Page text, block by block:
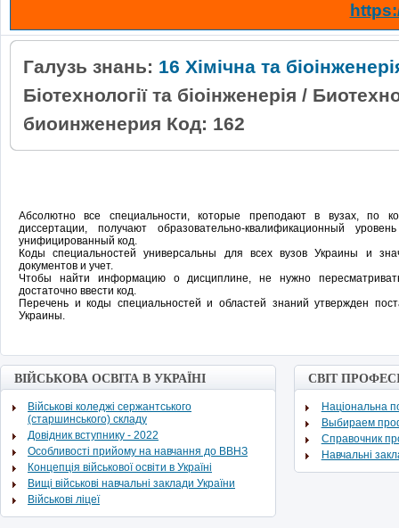
Галузь знань: 16 Хімічна та
Біотехнології та біоінженерія /
биоинженерия Код: 162
Абсолютно все специальности, которые преподают в вузах, по
диссертации, получают образовательно-квалификационный
унифицированный код.
Коды специальностей универсальны для всех вузов Украины и
документов и учет.
Чтобы найти информацию о дисциплине, не нужно
достаточно ввести код.
Перечень и коды специальностей и областей знаний утвержден
Украины.
ВІЙСЬКОВА ОСВІТА В УКРАЇНІ
Військові коледжі сержантського
(старшинського) складу
Довідник вступнику - 2022
Особливості прийому на навчання до ВВНЗ
Концепція військової освіти в Україні
Вищі військові навчальні заклади України
Військові ліцеї
СВІТ
Національна
Выбираем
Cправочник
Навчальні